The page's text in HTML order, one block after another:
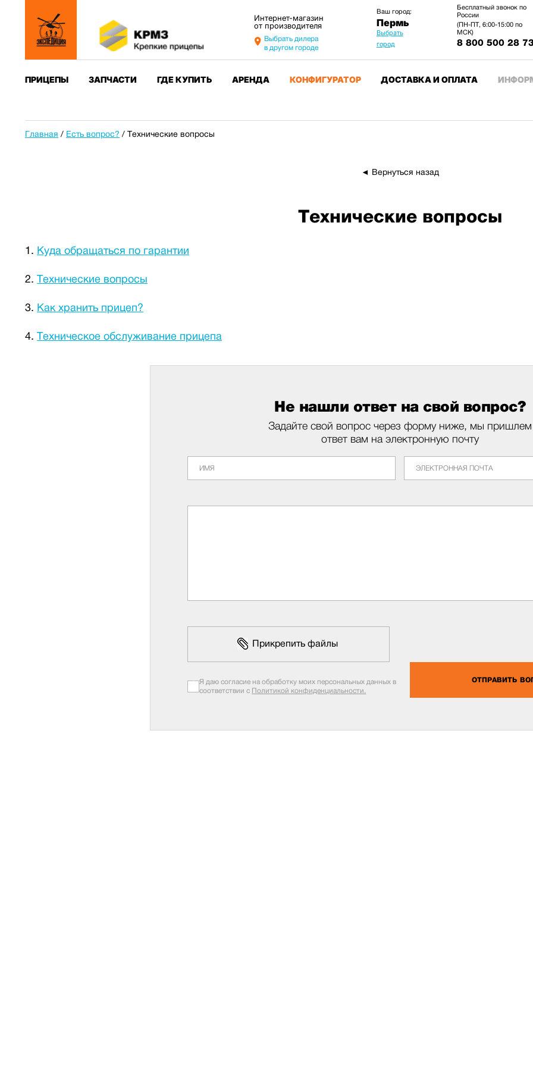
Интернет-магазин
от производителя
Выбрать дилера
в другом городе
Ваш город:
Пермь
Выбрать
город
Бесплатный звонок по
России
(ПН-ПТ, 6:00-15:00 по
МСК)
8 800 500 28
ПРИЦЕПЫ ЗАПЧАСТИ ГДЕ КУПИТЬ АРЕНДА КОНФИГУРАТОР ДОСТАВКА И ОПЛАТА
Главная / Есть вопрос? / Технические вопросы
◄ Вернуться назад
Технические вопросы
Куда обращаться по гарантии
Технические вопросы
Как хранить прицеп?
Техническое обслуживание прицепа
Не нашли ответ на свой вопрос?
Задайте свой вопрос через форму ниже, мы пришлем
ответ вам на электронную почту
Прикрепить файлы
ОТПРАВИТЬ
Я даю согласие на обработку моих персональных данных в
соответствии с Политикой конфиденциальности.